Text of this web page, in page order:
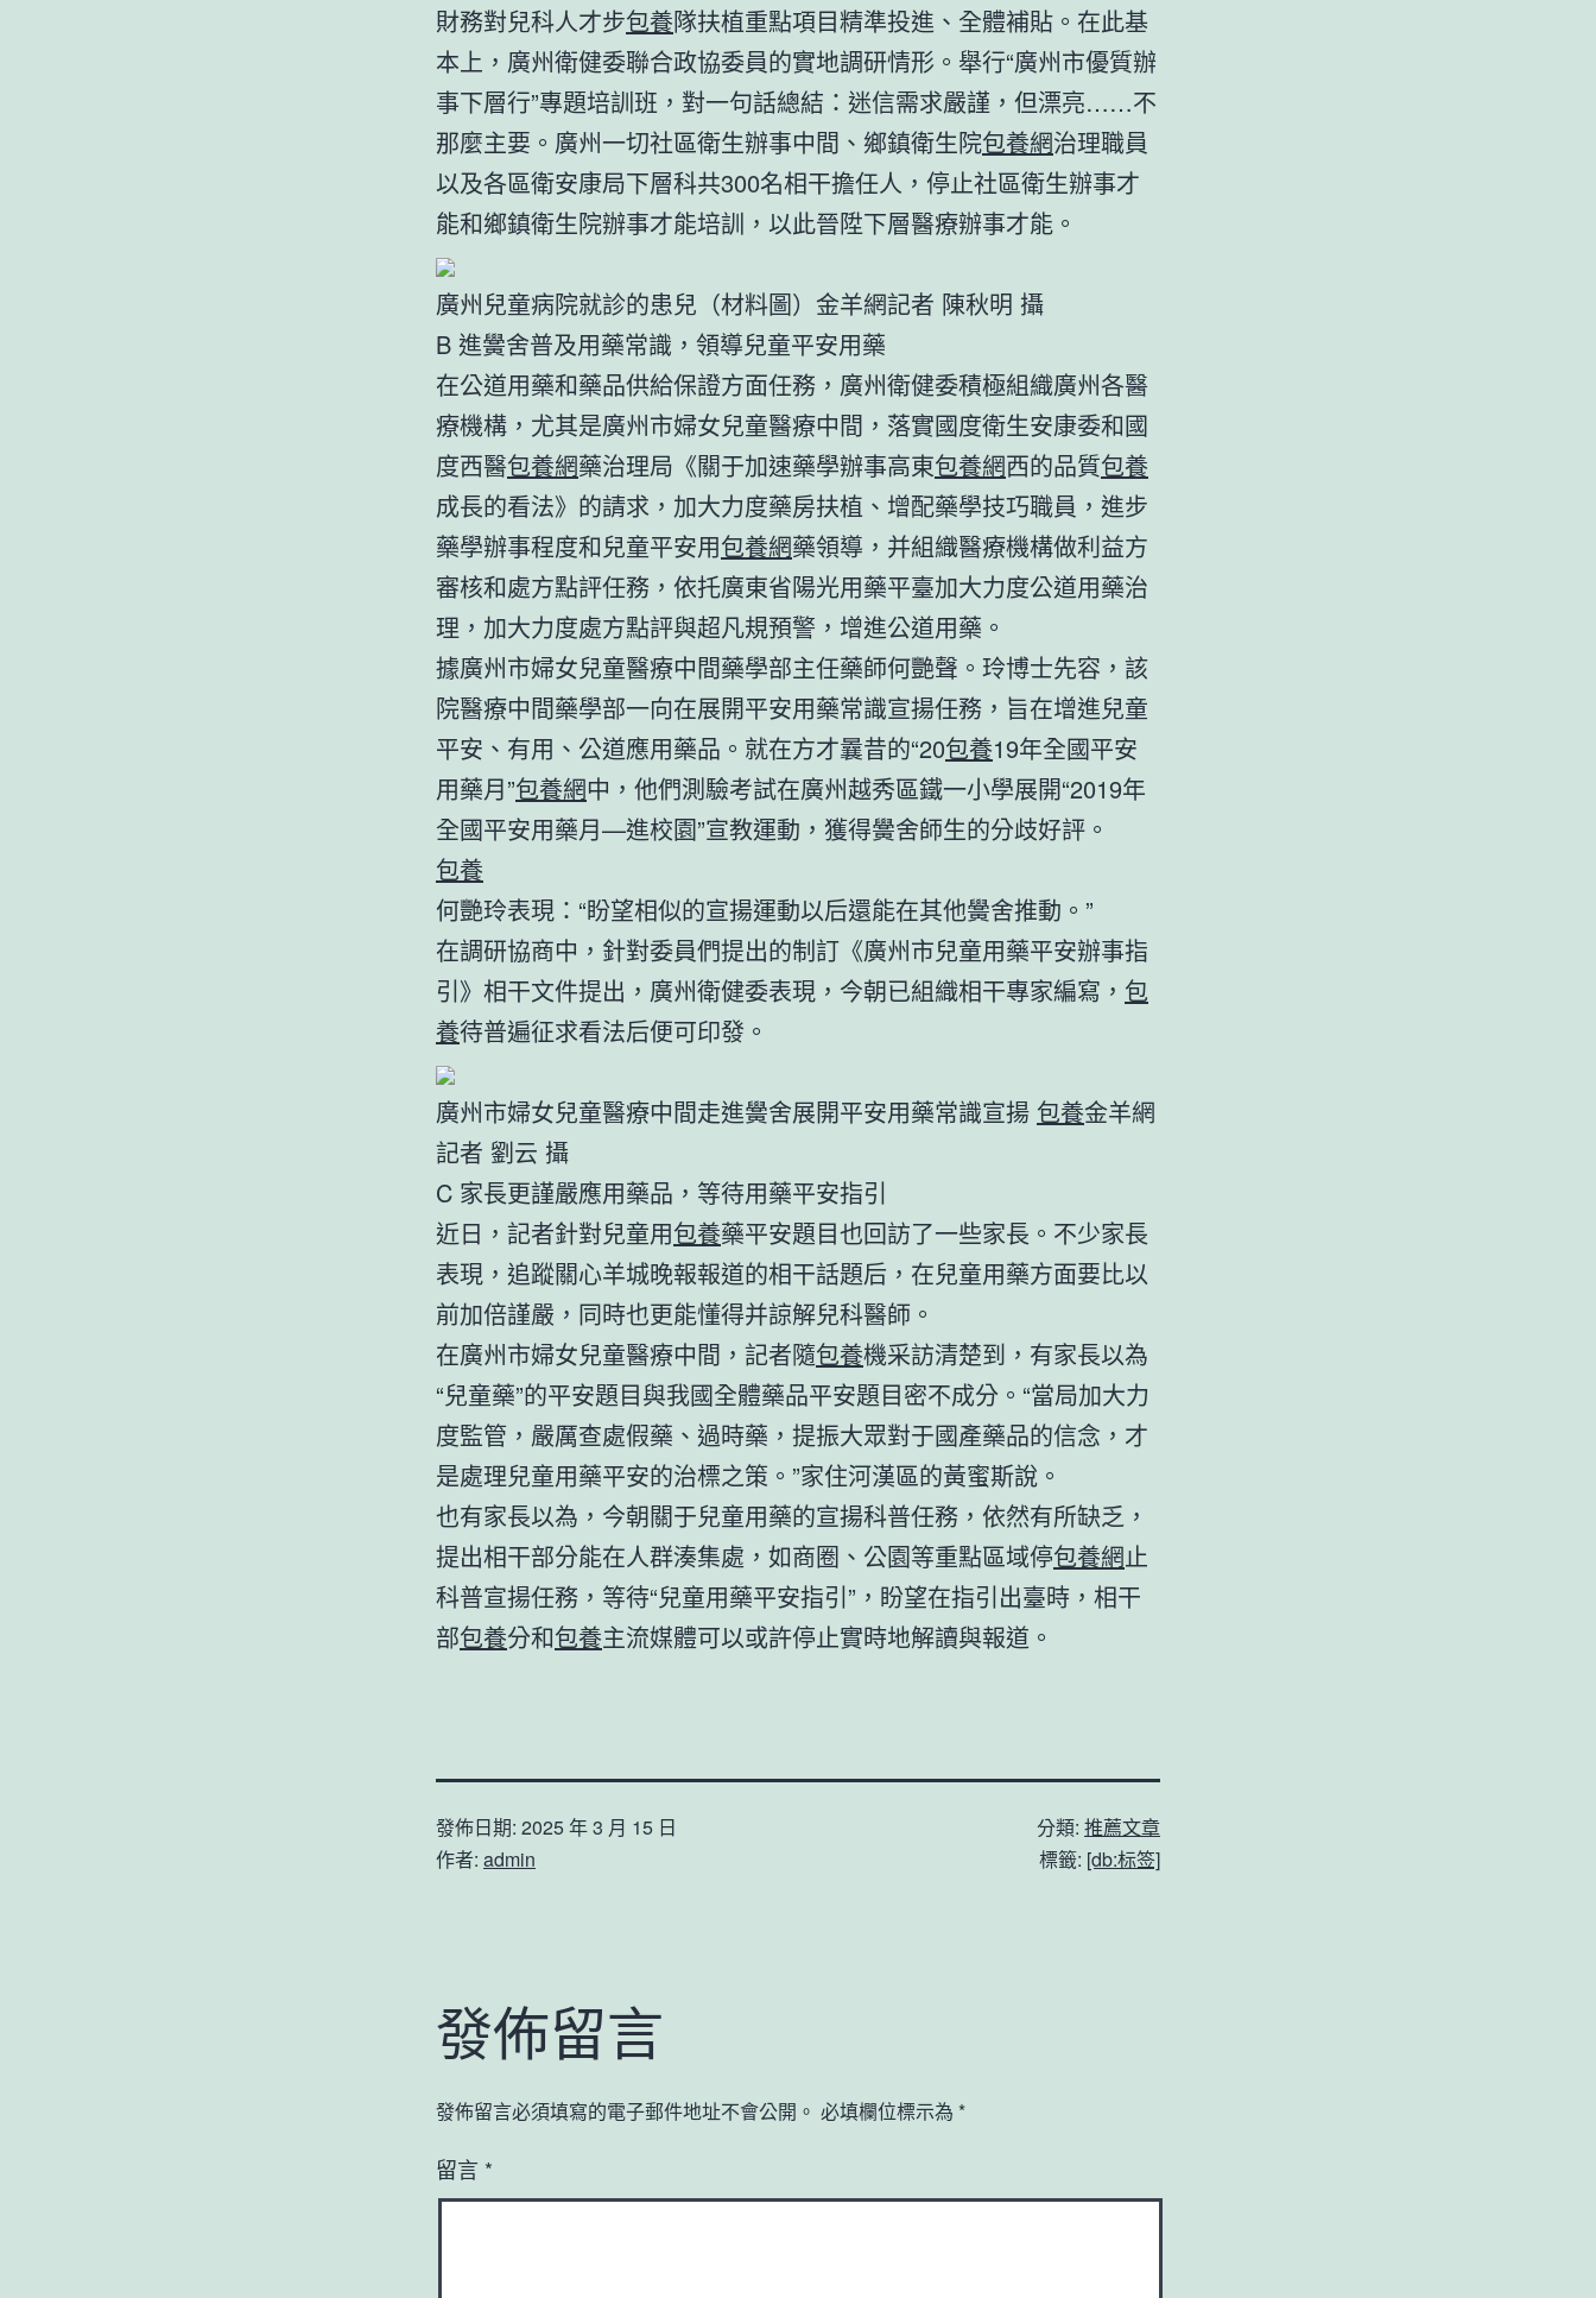
財務對兒科人才步包養隊扶植重點項目精準投進、全體補貼。在此基
本上，廣州衛健委聯合政協委員的實地調研情形。舉行“廣州市優質辦
事下層行”專題培訓班，對一句話總結：迷信需求嚴謹，但漂亮……不
那麼主要。廣州一切社區衛生辦事中間、鄉鎮衛生院包養網治理職員
以及各區衛安康局下層科共300名相干擔任人，停止社區衛生辦事才
能和鄉鎮衛生院辦事才能培訓，以此晉陞下層醫療辦事才能。
廣州兒童病院就診的患兒（材料圖）金羊網記者 陳秋明 攝
B 進黌舍普及用藥常識，領導兒童平安用藥
在公道用藥和藥品供給保證方面任務，廣州衛健委積極組織廣州各醫
療機構，尤其是廣州市婦女兒童醫療中間，落實國度衛生安康委和國
度西醫包養網藥治理局《關于加速藥學辦事高東包養網西的品質包養
成長的看法》的請求，加大力度藥房扶植、增配藥學技巧職員，進步
藥學辦事程度和兒童平安用包養網藥領導，并組織醫療機構做利益方
審核和處方點評任務，依托廣東省陽光用藥平臺加大力度公道用藥治
理，加大力度處方點評與超凡規預警，增進公道用藥。
據廣州市婦女兒童醫療中間藥學部主任藥師何艷聲。玲博士先容，該
院醫療中間藥學部一向在展開平安用藥常識宣揚任務，旨在增進兒童
平安、有用、公道應用藥品。就在方才曩昔的“20包養19年全國平安
用藥月”包養網中，他們測驗考試在廣州越秀區鐵一小學展開“2019年
全國平安用藥月—進校園”宣教運動，獲得黌舍師生的分歧好評。
包養
何艷玲表現：“盼望相似的宣揚運動以后還能在其他黌舍推動。”
在調研協商中，針對委員們提出的制訂《廣州市兒童用藥平安辦事指
引》相干文件提出，廣州衛健委表現，今朝已組織相干專家編寫， 包
養待普遍征求看法后便可印發。
廣州市婦女兒童醫療中間走進黌舍展開平安用藥常識宣揚 包養金羊網
記者 劉云 攝
C 家長更謹嚴應用藥品，等待用藥平安指引
近日，記者針對兒童用包養藥平安題目也回訪了一些家長。不少家長
表現，追蹤關心羊城晚報報道的相干話題后，在兒童用藥方面要比以
前加倍謹嚴，同時也更能懂得并諒解兒科醫師。
在廣州市婦女兒童醫療中間，記者隨包養機采訪清楚到，有家長以為
“兒童藥”的平安題目與我國全體藥品平安題目密不成分。“當局加大力
度監管，嚴厲查處假藥、過時藥，提振大眾對于國產藥品的信念，才
是處理兒童用藥平安的治標之策。”家住河漢區的黃蜜斯說。
也有家長以為，今朝關于兒童用藥的宣揚科普任務，依然有所缺乏，
提出相干部分能在人群湊集處，如商圈、公園等重點區域停包養網止
科普宣揚任務，等待“兒童用藥平安指引”，盼望在指引出臺時，相干
部包養分和包養主流媒體可以或許停止實時地解讀與報道。
發佈日期: 2025 年 3 月 15 日
作者: admin
分類: 推薦文章
標籤: [db:标签]
發佈留言
發佈留言必須填寫的電子郵件地址不會公開。 必填欄位標示為 *
留言 *